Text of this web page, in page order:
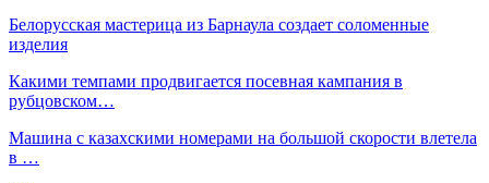
Белорусская мастерица из Барнаула создает соломенные
изделия
Какими темпами продвигается посевная кампания в
рубцовском…
Машина с казахскими номерами на большой скорости влетела
в …